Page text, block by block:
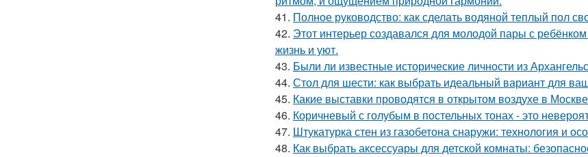
41. Полное руководство: как сделать водяной теплый пол
42. Этот интерьер создавался для молодой пары с
жизнь и уют.
43. Были ли известные исторические личности из
44. Стол для шести: как выбрать идеальный вариант для
45. Какие выставки проводятся в открытом воздухе в Москве
46. Коричневый с голубым в постельных тонах - это
47. Штукатурка стен из газобетона снаружи: технология и
48. Как выбрать аксессуары для детской комнаты: